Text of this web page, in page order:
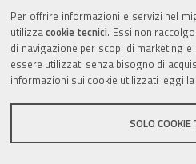
Per offrire informazioni e servizi nel
utilizzacookie tecnici. Essi non
di navigazione per scopi di marketing
essere utilizzati senza bisogno di
informazioni sui cookie utilizzati leggi
SOLO COOKIE
Informazioni sul Burert
e contatti
C.F.